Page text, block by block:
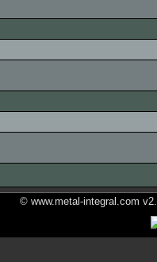
© www.metal-integral.com